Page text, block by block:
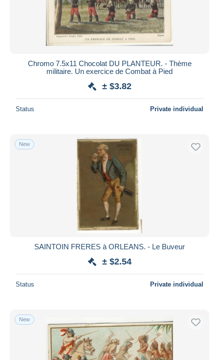
Chromo 7.5x11 Chocolat DU PLANTEUR. - Thème
militaire. Un exercice de Combat à Pied
± $3.82
Status Private individual
New
SAINTOIN FRERES à ORLEANS. - Le Buveur
± $2.54
Status Private individual
New